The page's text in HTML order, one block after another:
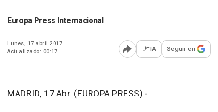
Europa Press Internacional
Lunes, 17 abril 2017
Actualizado: 00:17
Abrir opciones para
IA Seguir en
MADRID, 17 Abr. (EUROPA PRESS) -